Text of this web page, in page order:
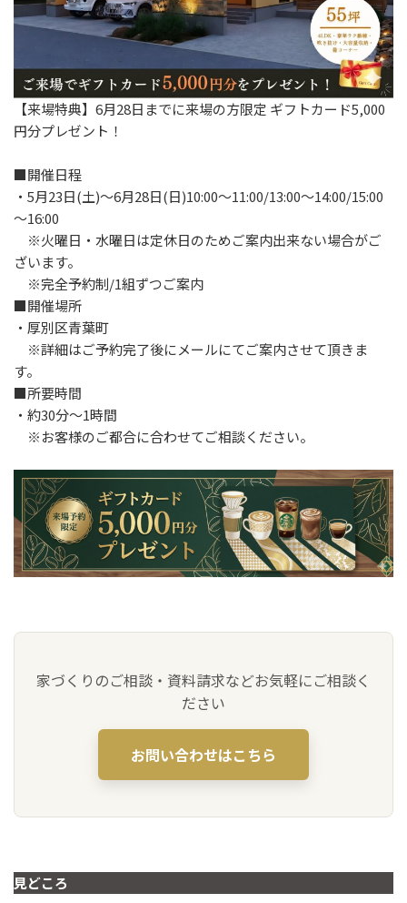
【来場特典】6月28日までに来場の方限定 ギフトカード5,000
円分プレゼント！
■開催日程
・5月23日(土)～6月28日(日)10:00～11:00/13:00～14:00/15:00
～16:00
※火曜日・水曜日は定休日のためご案内出来ない場合がご
ざいます。
※完全予約制/1組ずつご案内
■開催場所
・厚別区青葉町
※詳細はご予約完了後にメールにてご案内させて頂きま
す。
■所要時間
・約30分～1時間
※お客様のご都合に合わせてご相談ください。
家づくりのご相談・資料請求などお気軽にご相談く
ださい
お問い合わせはこちら
見どころ